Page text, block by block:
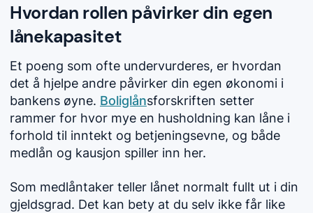
Hvordan rollen påvirker din egen
lånekapasitet
Et poeng som ofte undervurderes, er hvordan
det å hjelpe andre påvirker din egen økonomi i
bankens øyne. Boliglånsforskriften setter
rammer for hvor mye en husholdning kan låne i
forhold til inntekt og betjeningsevne, og både
medlån og kausjon spiller inn her.
Som medlåntaker teller lånet normalt fullt ut i din
gjeldsgrad. Det kan bety at du selv ikke får like